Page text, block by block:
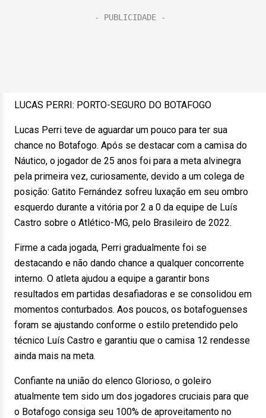
LUCAS PERRI: PORTO-SEGURO DO BOTAFOGO
Lucas Perri teve de aguardar um pouco para ter sua
chance no Botafogo. Após se destacar com a camisa do
Náutico, o jogador de 25 anos foi para a meta alvinegra
pela primeira vez, curiosamente, devido a um colega de
posição: Gatito Fernández sofreu luxação em seu ombro
esquerdo durante a vitória por 2 a 0 da equipe de Luís
Castro sobre o Atlético-MG, pelo Brasileiro de 2022.
Firme a cada jogada, Perri gradualmente foi se
destacando e não dando chance a qualquer concorrente
interno. O atleta ajudou a equipe a garantir bons
resultados em partidas desafiadoras e se consolidou em
momentos conturbados. Aos poucos, os botafoguenses
foram se ajustando conforme o estilo pretendido pelo
técnico Luís Castro e garantiu que o camisa 12 rendesse
ainda mais na meta.
Confiante na união do elenco Glorioso, o goleiro
atualmente tem sido um dos jogadores cruciais para que
o Botafogo consiga seu 100% de aproveitamento no